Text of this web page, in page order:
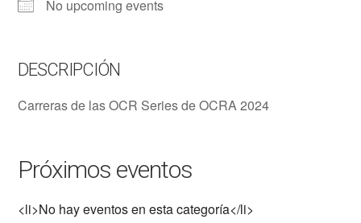
No upcoming events
DESCRIPCIÓN
Carreras de las OCR Series de OCRA 2024
Próximos eventos
<li>No hay eventos en esta categoría</li>